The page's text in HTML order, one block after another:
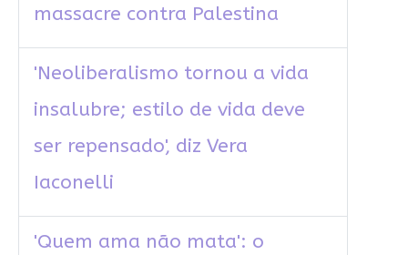
massacre contra Palestina
'Neoliberalismo tornou a vida
insalubre; estilo de vida deve
ser repensado', diz Vera
Iaconelli
'Quem ama não mata': o